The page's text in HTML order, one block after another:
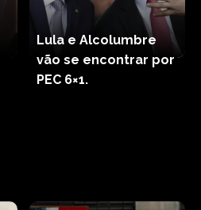
Lula e Alcolumbre
vão se encontrar por
PEC 6×1.